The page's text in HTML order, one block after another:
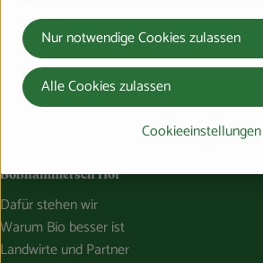
Lieferservice
Bio-Bürokiste
Schulen und Kitas
Wohneinrichtungen
Boßhammersch Hof
Dafür stehen wir
Warum Bio besser ist
Landwirte und Partner
Cookieeinstellungen
Nur notwendige Cookies zulassen
Alle Cookies zulassen